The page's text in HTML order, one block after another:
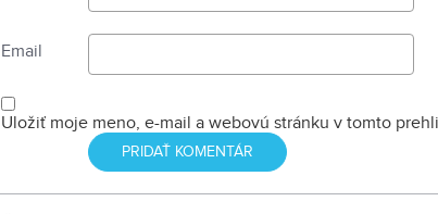
Email
Uložiť moje meno, e-mail a webovú stránku v tomto